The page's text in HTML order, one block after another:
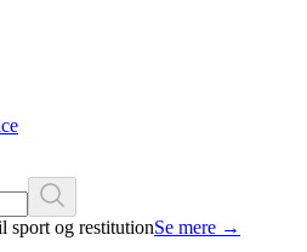
sport og restitutionSe mere →